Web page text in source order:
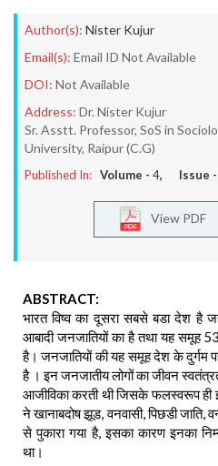
Author(s): Nister Kujur
Email(s): Email ID Not Available
DOI: Not Available
Address: Dr. Nister Kujur
Sr. Asstt. Professor, SoS in
University, Raipur (C.G)
Published In: Volume - 4, Issue -
View PDF
ABSTRACT:
भारत विष्व का दूसरा सबसे बडा देश है
आबादी जनजातियों का है तथा यह समूह
है। जनजातियों की यह समूह देश के दुर्गम
है । इन जनजातीय लोगों का जीवन
आजीविका करती थी जिसके फलस्वरूप ही
ने खानाबदोष झूड, वनवासी, पिछडी जाति,
से पुकारा गया है, इसका कारण इनका
था।